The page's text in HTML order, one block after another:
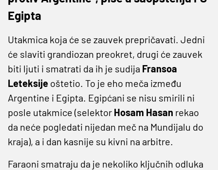
Egipta
Utakmica koja će se zauvek prepričavati. Jedni
će slaviti grandiozan preokret, drugi će zauvek
biti ljuti i smatrati da ih je sudija Fransoa
Leteksije oštetio. To je eho meča između
Argentine i Egipta. Egipćani se nisu smirili ni
posle utakmice (selektor Hosam Hasan rekao
da neće pogledati nijedan meč na Mundijalu do
kraja), a i dan kasnije su kivni na arbitre.
Faraoni smatraju da je nekoliko ključnih odluka